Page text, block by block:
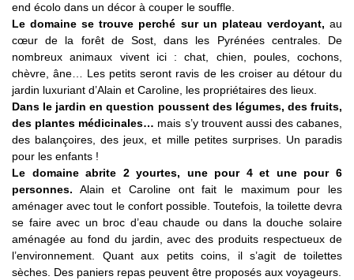
end écolo dans un décor à couper le souffle.
Le domaine se trouve perché sur un plateau verdoyant, au
cœur de la forêt de Sost, dans les Pyrénées centrales. De
nombreux animaux vivent ici : chat, chien, poules, cochons,
chèvre, âne… Les petits seront ravis de les croiser au détour du
jardin luxuriant d’Alain et Caroline, les propriétaires des lieux.
Dans le jardin en question poussent des légumes, des fruits,
des plantes médicinales… mais s’y trouvent aussi des cabanes,
des balançoires, des jeux, et mille petites surprises. Un paradis
pour les enfants !
Le domaine abrite 2 yourtes, une pour 4 et une pour 6
personnes. Alain et Caroline ont fait le maximum pour les
aménager avec tout le confort possible. Toutefois, la toilette devra
se faire avec un broc d’eau chaude ou dans la douche solaire
aménagée au fond du jardin, avec des produits respectueux de
l’environnement. Quant aux petits coins, il s’agit de toilettes
sèches. Des paniers repas peuvent être proposés aux voyageurs.